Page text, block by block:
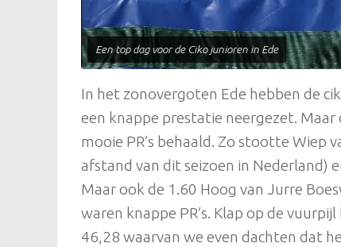
Een top dag voor de Ciko junioren in Ede
In het zonovergoten Ede hebben de
een knappe prestatie neergezet.
mooie PR’s behaald. Zo stootte Wiep
afstand van dit seizoen in Nederland)
Maar ook de 1.60 Hoog van Jurre
waren knappe PR’s. Klap op de
46,28 waarvan we even dachten dat